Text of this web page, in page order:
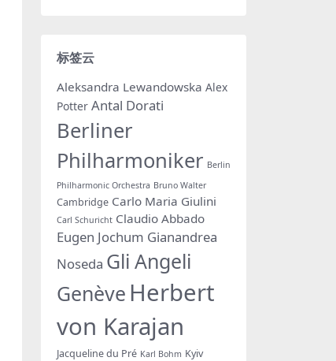
标签云
Aleksandra Lewandowska Alex
Potter Antal Dorati
Berliner
Philharmoniker Berlin
Philharmonic Orchestra Bruno Walter
Cambridge Carlo Maria Giulini
Carl Schuricht Claudio Abbado
Eugen Jochum Gianandrea
Noseda Gli Angeli
Genève Herbert
von Karajan
Jacqueline du Pré Karl Bohm Kyiv